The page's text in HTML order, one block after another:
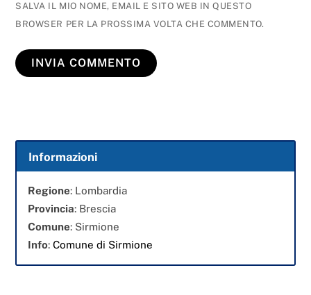
SALVA IL MIO NOME, EMAIL E SITO WEB IN QUESTO
BROWSER PER LA PROSSIMA VOLTA CHE COMMENTO.
Informazioni
Regione: Lombardia
Provincia: Brescia
Comune: Sirmione
Info: Comune di Sirmione